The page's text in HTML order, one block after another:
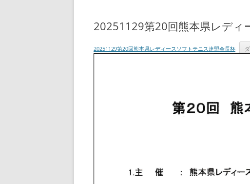
20251129第20回熊本県レディ
20251129第20回熊本県レディースソフトテニス連盟会長杯